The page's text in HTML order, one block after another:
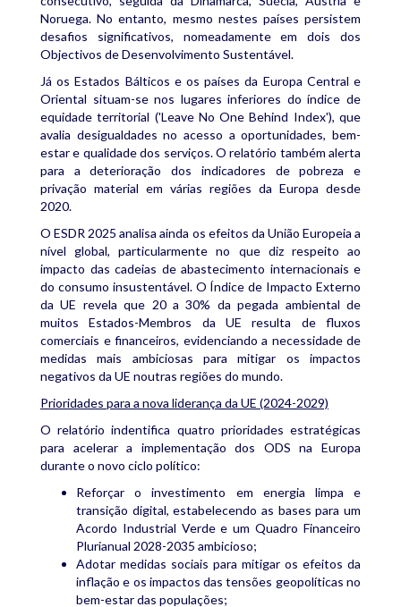
Noruega. No entanto, mesmo nestes países persistem
desafios significativos, nomeadamente em dois dos
Objectivos de Desenvolvimento Sustentável.
Já os Estados Bálticos e os países da Europa Central e
Oriental situam-se nos lugares inferiores do índice de
equidade territorial ('Leave No One Behind Index'), que
avalia desigualdades no acesso a oportunidades, bem-
estar e qualidade dos serviços. O relatório também alerta
para a deterioração dos indicadores de pobreza e
privação material em várias regiões da Europa desde
2020.
O ESDR 2025 analisa ainda os efeitos da União Europeia a
nível global, particularmente no que diz respeito ao
impacto das cadeias de abastecimento internacionais e
do consumo insustentável. O Índice de Impacto Externo
da UE revela que 20 a 30% da pegada ambiental de
muitos Estados-Membros da UE resulta de fluxos
comerciais e financeiros, evidenciando a necessidade de
medidas mais ambiciosas para mitigar os impactos
negativos da UE noutras regiões do mundo.
Prioridades para a nova liderança da UE (2024-2029)
O relatório indentifica quatro prioridades estratégicas
para acelerar a implementação dos ODS na Europa
durante o novo ciclo político:
Reforçar o investimento em energia limpa e
transição digital, estabelecendo as bases para um
Acordo Industrial Verde e um Quadro Financeiro
Plurianual 2028-2035 ambicioso;
Adotar medidas sociais para mitigar os efeitos da
inflação e os impactos das tensões geopolíticas no
bem-estar das populações;